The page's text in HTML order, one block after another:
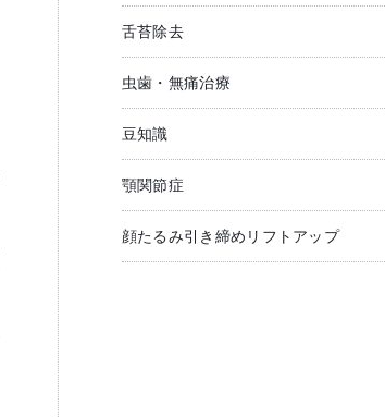
舌苔除去
虫歯・無痛治療
豆知識
顎関節症
顔たるみ引き締めリフトアップ